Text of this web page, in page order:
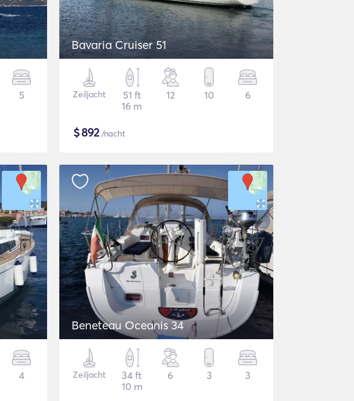
5
Bavaria Cruiser 51
Zeiljacht
51 ft
16 m
12 10 6
$892/nacht
4
Beneteau Oceanis 34
Zeiljacht
34 ft
10 m
6 3 3